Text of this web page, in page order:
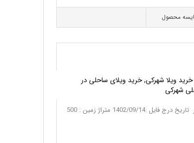
محصول
ویلا شهرکی, خرید ویلای ساحلی در
شهرکی
خرید ویلا ساحلی شهرکی در شمال مازندران نوشهر تاریخ درج فایل :1402/09/14 متراژ زمین : 500